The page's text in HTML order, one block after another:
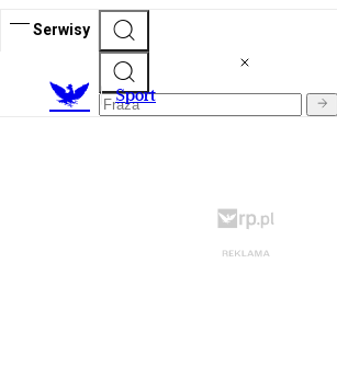
Serwisy
Sport